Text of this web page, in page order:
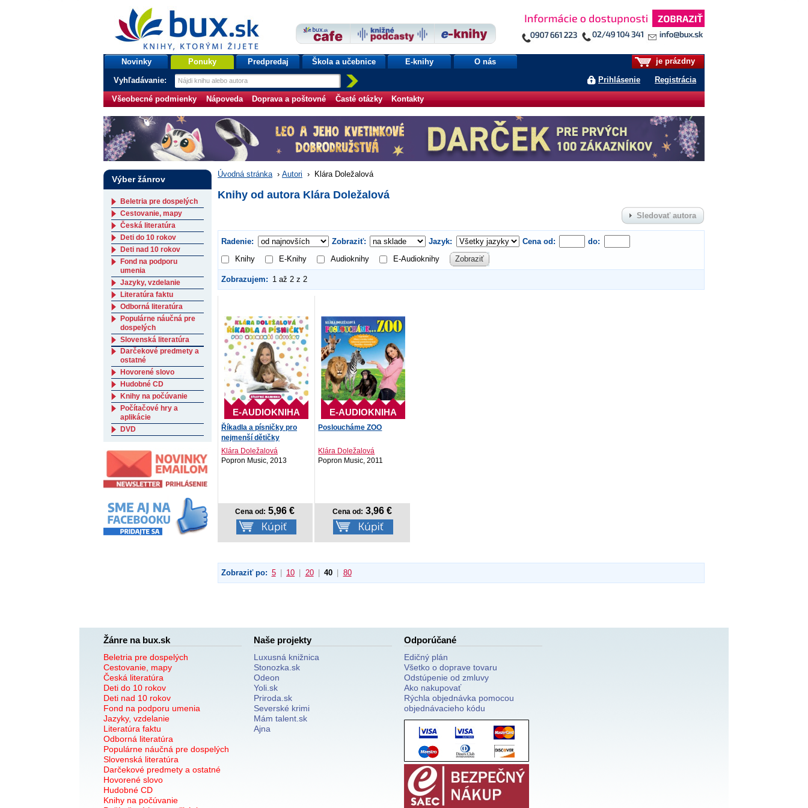
bux.sk
knihy, ktorými žijete
Úvodná stránka
je prázdny
Prihlásenie Registrácia
Novinky Ponuky Predpredaj Škola a učebnice E-knihy O nás
Vyhľadávanie:
Všeobecné podmienky Nápoveda Doprava a poštovné Časté otázky Kontakty
Úvodná stránka › Autori › Klára Doležalová
Knihy od autora Klára Doležalová
Sledovať autora
Radenie: Zobraziť: Jazyk: Cena od:
do:
Knihy
E-Knihy Audioknihy E-Audioknihy Zobraziť
Zobrazujem: 1 až 2 z 2
E-AUDIOKNIHA
Říkadla a písničky pro
nejmenší dětičky
Klára Doležalová
Popron Music, 2013
Cena od: 5,96 €
E-AUDIOKNIHA
Posloucháme ZOO
Klára Doležalová
Popron Music, 2011
Cena od: 3,96 €
Zobraziť po: 5 10 20 40 80
Výber žánrov
Beletria pre dospelých
Cestovanie, mapy
Česká literatúra
Deti do 10 rokov
Deti nad 10 rokov
Fond na podporu
umenia
Jazyky, vzdelanie
Literatúra faktu
Odborná literatúra
Populárne náučná pre
dospelých
Slovenská literatúra
Darčekové predmety a
ostatné
Hovorené slovo
Hudobné CD
Knihy na počúvanie
Počítačové hry a
aplikácie
DVD
Žánre na bux.sk
Beletria pre dospelých
Cestovanie, mapy
Česká literatúra
Deti do 10 rokov
Deti nad 10 rokov
Fond na podporu umenia
Jazyky, vzdelanie
Literatúra faktu
Odborná literatúra
Populárne náučná pre dospelých
Slovenská literatúra
Darčekové predmety a ostatné
Hovorené slovo
Hudobné CD
Knihy na počúvanie
Naše projekty
Luxusná knižnica
Stonozka.sk
Odeon
Yoli.sk
Priroda.sk
Severské krimi
Mám talent.sk
Ajna
Odporúčané
Edičný plán
Všetko o doprave tovaru
Odstúpenie od zmluvy
Ako nakupovať
Rýchla objednávka pomocou
objednávacieho kódu